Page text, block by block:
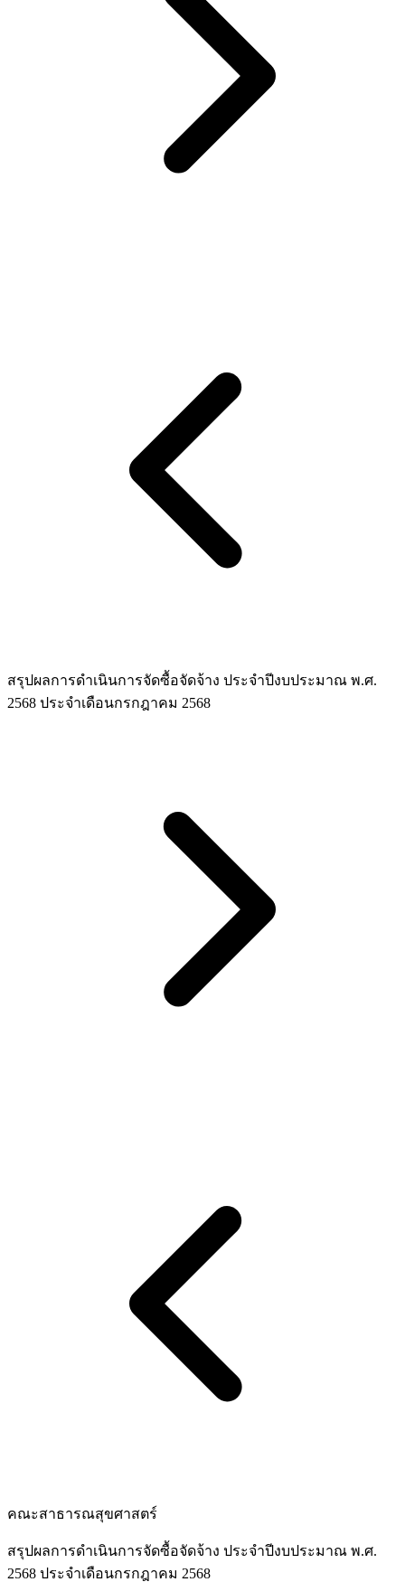
สรุปผลการดำเนินการจัดซื้อจัดจ้าง ประจำปีงบประมาณ พ.ศ.
2568 ประจำเดือนกรกฎาคม 2568
คณะสาธารณสุขศาสตร์
สรุปผลการดำเนินการจัดซื้อจัดจ้าง ประจำปีงบประมาณ พ.ศ.
2568 ประจำเดือนกรกฎาคม 2568